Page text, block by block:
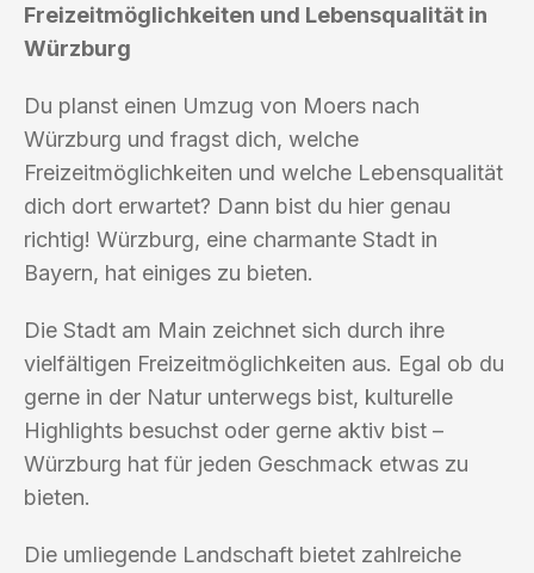
Freizeitmöglichkeiten und Lebensqualität in
Würzburg
Du planst einen Umzug von Moers nach
Würzburg und fragst dich, welche
Freizeitmöglichkeiten und welche Lebensqualität
dich dort erwartet? Dann bist du hier genau
richtig! Würzburg, eine charmante Stadt in
Bayern, hat einiges zu bieten.
Die Stadt am Main zeichnet sich durch ihre
vielfältigen Freizeitmöglichkeiten aus. Egal ob du
gerne in der Natur unterwegs bist, kulturelle
Highlights besuchst oder gerne aktiv bist –
Würzburg hat für jeden Geschmack etwas zu
bieten.
Die umliegende Landschaft bietet zahlreiche